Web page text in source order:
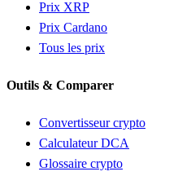
Prix XRP
Prix Cardano
Tous les prix
Outils & Comparer
Convertisseur crypto
Calculateur DCA
Glossaire crypto